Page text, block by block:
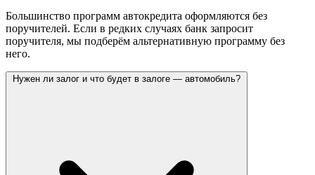
Большинство программ автокредита оформляются без
поручителей. Если в редких случаях банк запросит
поручителя, мы подберём альтернативную программу без
него.
Нужен ли залог и что будет в залоге — автомобиль?